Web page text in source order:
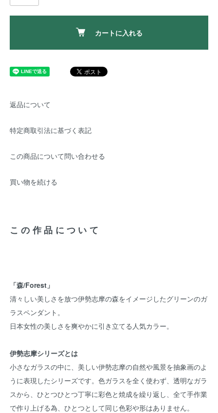
カートに入れる
返品について
特定商取引法に基づく表記
この商品について問い合わせる
買い物を続ける
この作品について
「森/Forest」
清々しい美しさを放つ伊勢志摩の森をイメージしたグリーンのガ
ラスペンダント。
日本女性の美しさを爽やかに引き立てる人気カラー。
伊勢志摩シリーズとは
小さなガラスの中に、美しい伊勢志摩の自然や風景を抽象画のよ
うに表現したシリーズです。色ガラスを全く使わず、透明なガラ
スから、ひとつひとつ丁寧に彩色と焼成を繰り返し、全て手作業
で作り上げる為、ひとつとして同じ色彩や形はありません。